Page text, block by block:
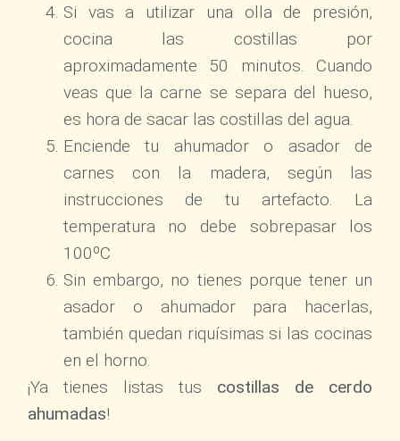
Si vas a utilizar una olla de presión,
cocina las costillas por
aproximadamente 50 minutos. Cuando
veas que la carne se separa del hueso,
es hora de sacar las costillas del agua.
Enciende tu ahumador o asador de
carnes con la madera, según las
instrucciones de tu artefacto. La
temperatura no debe sobrepasar los
100ºC
Sin embargo, no tienes porque tener un
asador o ahumador para hacerlas,
también quedan riquísimas si las cocinas
en el horno.
¡Ya tienes listas tus costillas de cerdo
ahumadas!